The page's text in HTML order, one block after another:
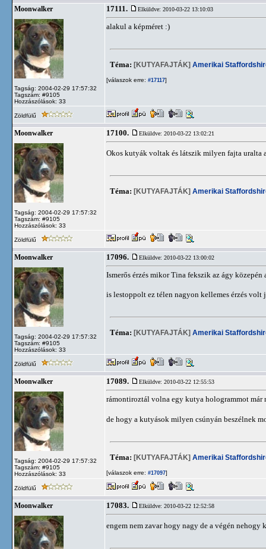
Moonwalker
Tagság: 2004-02-29 17:57:32
Tagszám: #9105
Hozzászólások: 33
17111. Elküldve: 2010-03-22 13:10:03
alakul a képméret :)
Téma: [KUTYAFAJTÁK] Amerikai
[válaszok erre: #17117]
Zöldfülű
Moonwalker
Tagság: 2004-02-29 17:57:32
Tagszám: #9105
Hozzászólások: 33
17100. Elküldve: 2010-03-22 13:02:21
Okos kutyák voltak és látszik milyen fajta uralta
Téma: [KUTYAFAJTÁK] Amerikai
Zöldfülű
Moonwalker
Tagság: 2004-02-29 17:57:32
Tagszám: #9105
Hozzászólások: 33
17096. Elküldve: 2010-03-22 13:00:02
Ismerős érzés mikor Tina fekszik az ágy
is lestoppolt ez télen nagyon kellemes érzés
Téma: [KUTYAFAJTÁK] Amerikai
Zöldfülű
Moonwalker
Tagság: 2004-02-29 17:57:32
Tagszám: #9105
Hozzászólások: 33
17089. Elküldve: 2010-03-22 12:55:53
rámontiroztál volna egy kutya hologrammot már
de hogy a kutyások milyen csúnyán beszélnek
Téma: [KUTYAFAJTÁK] Amerikai
[válaszok erre: #17097]
Zöldfülű
Moonwalker 17083. Elküldve: 2010-03-22 12:52:58
engem nem zavar hogy nagy de a végén nehogy